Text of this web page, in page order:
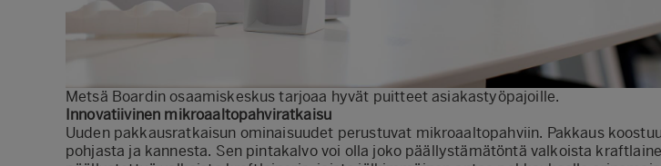
Metsä Boardin osaamiskeskus tarjoaa hyvät puitteet asiakastyöpajoille.
Innovatiivinen mikroaaltopahviratkaisu
Uuden pakkausratkaisun ominaisuudet perustuvat mikroaaltopahviin. Pakkaus
pohjasta ja kannesta. Sen pintakalvo voi olla joko päällystämätöntä valkoista